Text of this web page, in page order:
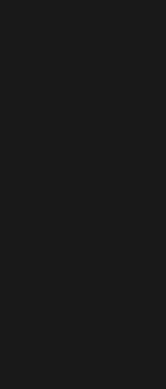
ventana)